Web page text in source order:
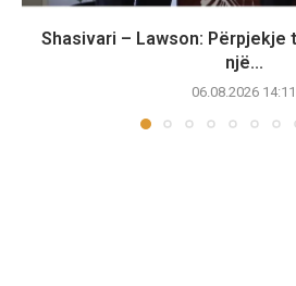
Shasivari – Lawson: Përpjekje
një...
06.08.2026 14:11